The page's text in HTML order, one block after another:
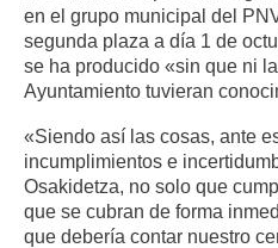
en el grupo municipal del
segunda plaza a día 1 de
se ha producido «sin que ni
Ayuntamiento tuvieran
«Siendo así las cosas, ante
incumplimientos e
Osakidetza, no solo que
que se cubran de forma
que debería contar nuestro